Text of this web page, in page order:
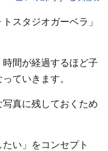
スタジオガーベラ」
間が経過するほど子
ていきます。
真に残しておくため
い」をコンセプト